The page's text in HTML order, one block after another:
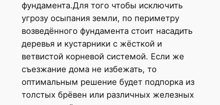
фундамента.Для того чтобы исключить
угрозу осыпания земли, по периметру
возведённого фундамента стоит насадить
деревья и кустарники с жёсткой и
ветвистой корневой системой. Если же
съезжание дома не избежать, то
оптимальным решение будет подпорка из
толстых брёвен или различных железных